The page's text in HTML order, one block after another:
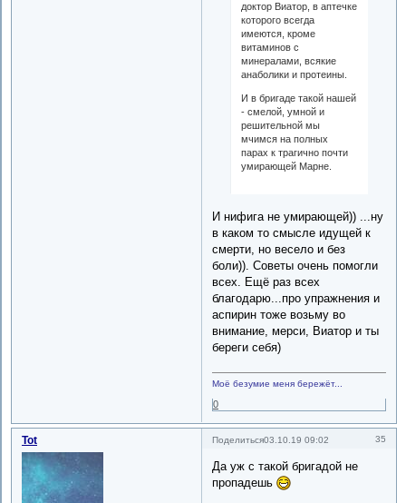
доктор Виатор, в аптечке
которого всегда
имеются, кроме
витаминов с
минералами, всякие
анаболики и протеины.
И в бригаде такой нашей
- смелой, умной и
решительной мы
мчимся на полных
парах к трагично почти
умирающей Марне.
И нифига не умирающей)) ...ну
в каком то смысле идущей к
смерти, но весело и без
боли)). Советы очень помогли
всех. Ещё раз всех
благодарю...про упражнения и
аспирин тоже возьму во
внимание, мерси, Виатор и ты
береги себя)
Моё безумие меня бережёт...
0
Поделиться 35
03.10.19 09:02
Tot
Да уж с такой бригадой не
пропадешь